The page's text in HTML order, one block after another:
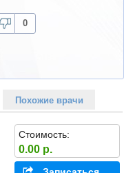
0
Похожие врачи
Стоимость:
0.00 р.